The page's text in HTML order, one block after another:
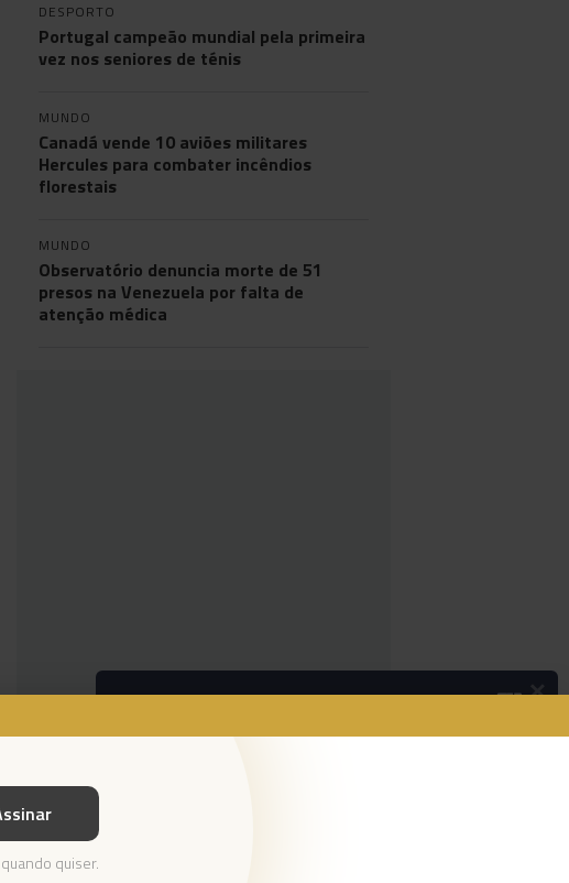
quiser.
DESPORTO
Portugal campeão mundial pela primeira
vez nos seniores de ténis
MUNDO
Canadá vende 10 aviões militares
Hercules para combater incêndios
florestais
MUNDO
Observatório denuncia morte de 51
presos na Venezuela por falta de
atenção médica
×